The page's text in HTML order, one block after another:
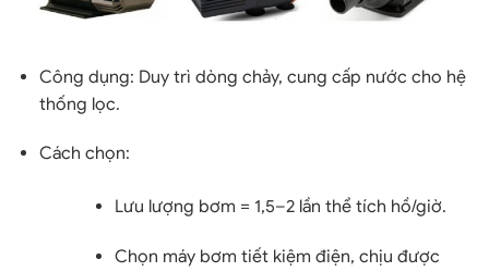
Công dụng: Duy trì dòng chảy, cung cấp nước cho hệ
thống lọc.
Cách chọn:
Lưu lượng bơm = 1,5–2 lần thể tích hồ/giờ.
Chọn máy bơm tiết kiệm điện, chịu được